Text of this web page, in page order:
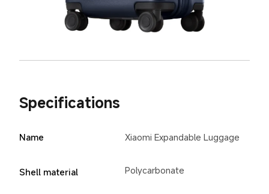
Specifications
Name Xiaomi Expandable Luggage
Shell material Polycarbonate